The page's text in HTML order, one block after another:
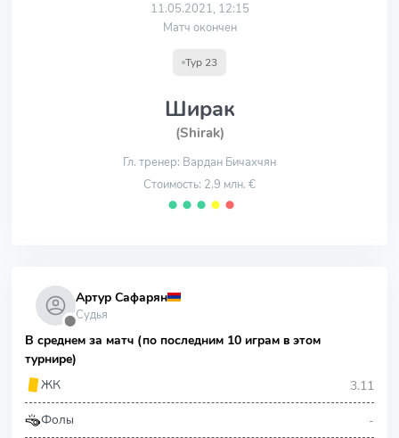
11.05.2021, 12:15
Матч окончен
Тур 23
Ширак
(Shirak)
Гл. тренер: Вардан Бичахчян
Стоимость: 2.9 млн. €
⬤ ⬤ ⬤ ⬤ ⬤
⬤
Артур Сафарян
Судья
В среднем за матч (по последним 10 играм в этом
турнире)
ЖК
3.11
Фолы -